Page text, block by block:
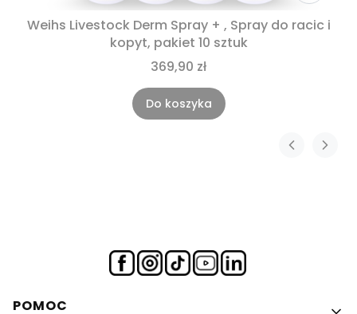
Weihs Livestock Derm Spray + , Spray do racic i
kopyt, pakiet 10 sztuk
369,90 zł
Do koszyka
Linki w stopce
POMOC